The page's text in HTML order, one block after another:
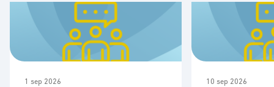
1 sep 2026 10 sep 2026